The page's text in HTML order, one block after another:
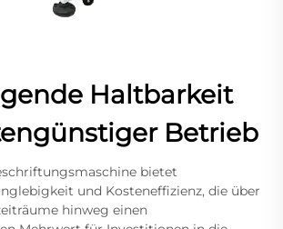
Haltbarkeit
Betrieb
bietet
und Kosteneffizienz, die über
hinweg einen